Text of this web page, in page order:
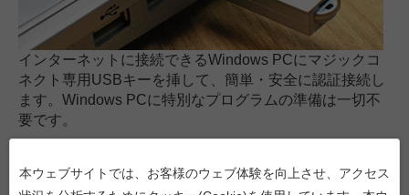
インターネットに接続できるWindows PCにマジックコ
ネクト専用USBキーを挿して、簡単・安全に認証接続し
ます。Windows PCに特別なプログラムの準備は一切不
要です。
同じアカウントでMac、iPhone/iPad、
本ウェブサイトでは、お客様のウェブ体験を向上させ、アクセス